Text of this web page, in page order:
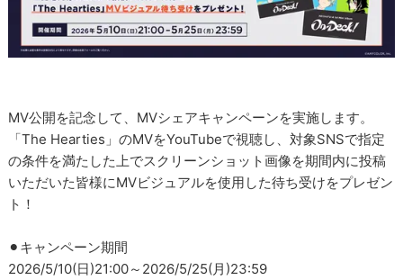
MV公開を記念して、MVシェアキャンペーンを実施します。
「The Hearties」のMVをYouTubeで視聴し、対象SNSで指定
の条件を満たした上でスクリーンショット画像を期間内に投稿
いただいた皆様にMVビジュアルを使用した待ち受けをプレゼン
ト！
⚫︎キャンペーン期間
2026/5/10(日)21:00～2026/5/25(月)23:59